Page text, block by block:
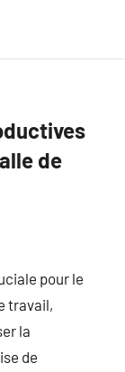
de
pour le
travail,
la
de